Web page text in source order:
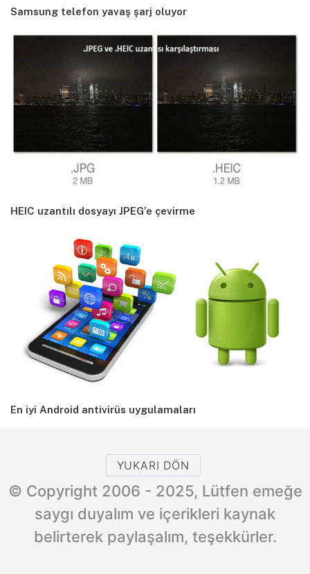
Samsung telefon yavaş şarj oluyor
HEIC uzantılı dosyayı JPEG’e çevirme
En iyi Android antivirüs uygulamaları
YUKARI DÖN
© Copyright 2006 - 2025, Lütfen emeğe
saygı duyalım ve içerikleri kaynak
belirterek paylaşalım, teşekkürler.